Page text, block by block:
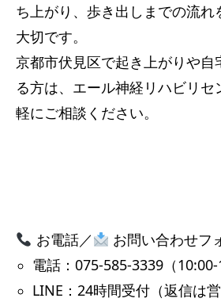
ち上がり、歩き出しまでの流れ
大切です。
京都市伏見区で起き上がりや自
る方は、エール神経リハビリ
軽にご相談ください。
お電話／
お問い合わせフ
電話：075-585-3339（10:00-
LINE：24時間受付（返信は